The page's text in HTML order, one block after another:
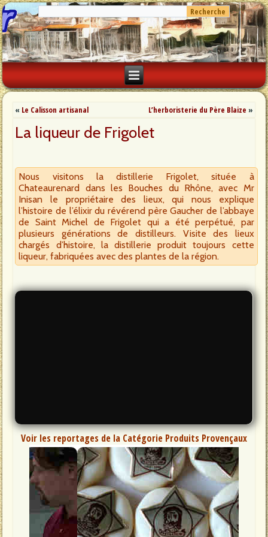
« Le Calisson artisanal L’herboristerie du Père Blaize »
La liqueur de Frigolet
Nous visitons la distillerie Frigolet, située à
Chateaurenard dans les Bouches du Rhône, avec Mr
Inisan le propriétaire des lieux, qui nous explique
l’histoire de l’élixir du révérend père Gaucher de l’abbaye
de Saint Michel de Frigolet qui a été perpétué, par
plusieurs générations de distilleurs. Visite des lieux
chargés d’histoire, la distillerie produit toujours cette
liqueur, fabriquées avec des plantes de la région.
Voir les reportages de la Catégorie Produits Provençaux